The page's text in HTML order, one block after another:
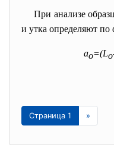
При анализе
и утка определяют по
ао=(Lо
Страница 1 »